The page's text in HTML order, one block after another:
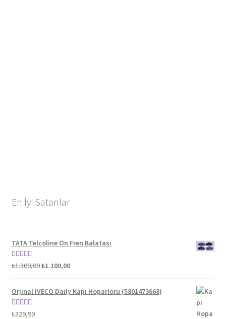
En İyi Satanlar
TATA Telcoline Ön Fren Balatası
5 üzerinden
₺1.300,00Orijinal
₺1.300,00.
₺1.100,00Şu
fiyat:
₺1.100,00.
Orjinal IVECO Daily Kapı Hoparlörü (5801473668)
5 üzerinden
₺329,99